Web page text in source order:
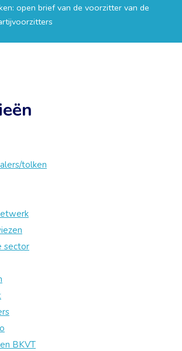
open brief van de voorzitter van de
tolken
sector
BKVT